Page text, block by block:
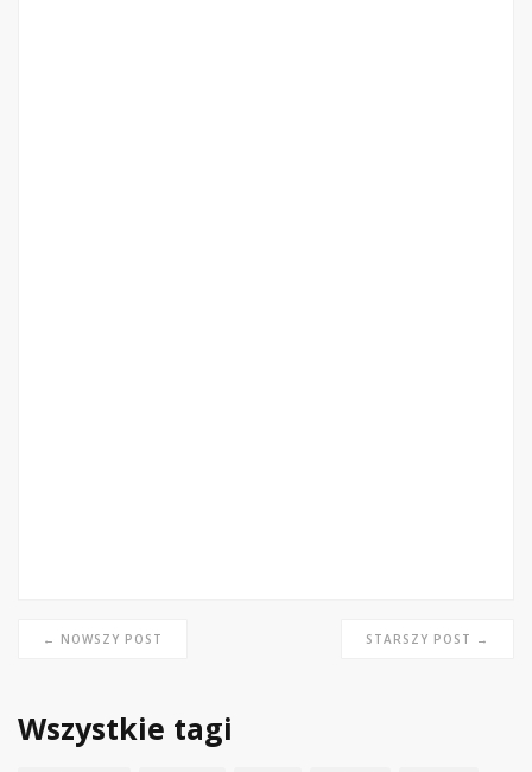
← NOWSZY POST STARSZY POST →
Wszystkie tagi